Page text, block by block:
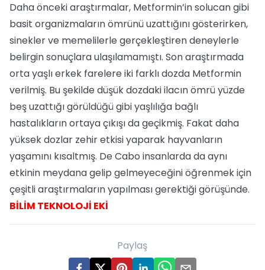
Daha önceki araştırmalar, Metformin’in solucan gibi
basit organizmaların ömrünü uzattığını gösterirken,
sinekler ve memelilerle gerçekleştiren deneylerle
belirgin sonuçlara ulaşılamamıştı. Son araştırmada
orta yaşlı erkek farelere iki farklı dozda Metformin
verilmiş. Bu şekilde düşük dozdaki ilacın ömrü yüzde
beş uzattığı görüldüğü gibi yaşlılığa bağlı
hastalıkların ortaya çıkışı da geçikmiş. Fakat daha
yüksek dozlar zehir etkisi yaparak hayvanların
yaşamını kısaltmış. De Cabo insanlarda da aynı
etkinin meydana gelip gelmeyeceğini öğrenmek için
çeşitli araştırmaların yapılması gerektiği görüşünde.
BİLİM TEKNOLOJİ EKİ
Paylaş